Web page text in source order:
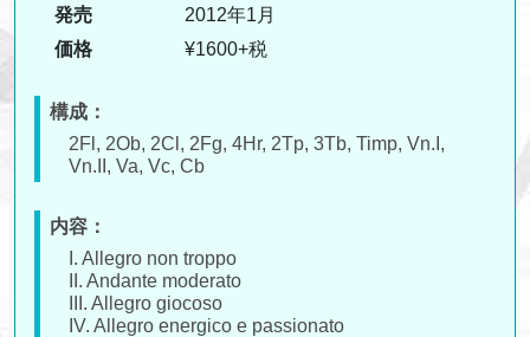
発売
2012年1月
価格
¥1600+税
構成：
2Fl, 2Ob, 2Cl, 2Fg, 4Hr, 2Tp, 3Tb, Timp, Vn.I,
Vn.II, Va, Vc, Cb
内容：
I. Allegro non troppo
II. Andante moderato
III. Allegro giocoso
IV. Allegro energico e passionato